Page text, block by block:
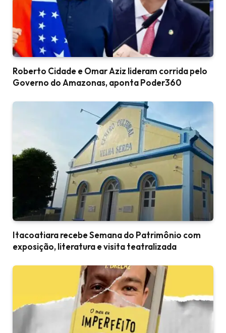
Roberto Cidade e Omar Aziz lideram corrida pelo
Governo do Amazonas, aponta Poder360
Itacoatiara recebe Semana do Patrimônio com
exposição, literatura e visita teatralizada